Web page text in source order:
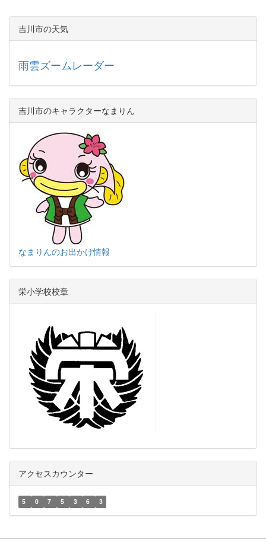
吉川市の天気
雨雲ズームレーダー
吉川市のキャラクターなまりん
なまりんのお出かけ情報
栄小学校校章
アクセスカウンター
5 0 7 5 3 6 3